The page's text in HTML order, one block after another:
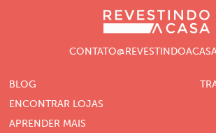
BLOG
ENCONTRAR LOJAS
APRENDER MAIS